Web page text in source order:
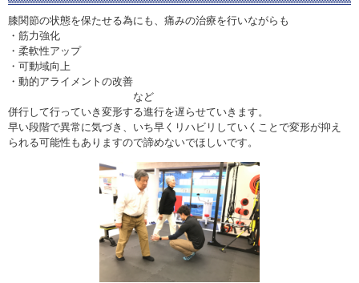
膝関節の状態を保たせる為にも、痛みの治療を行いながらも
・筋力強化
・柔軟性アップ
・可動域向上
・動的アライメントの改善
など
併行して行っていき変形する進行を遅らせていきます。
早い段階で異常に気づき、いち早くリハビリしていくことで変形が抑え
られる可能性もありますので諦めないでほしいです。